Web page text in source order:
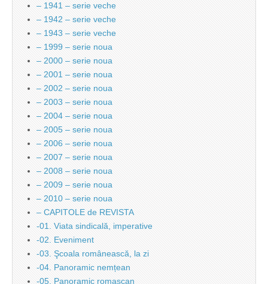
– 1941 – serie veche
– 1942 – serie veche
– 1943 – serie veche
– 1999 – serie noua
– 2000 – serie noua
– 2001 – serie noua
– 2002 – serie noua
– 2003 – serie noua
– 2004 – serie noua
– 2005 – serie noua
– 2006 – serie noua
– 2007 – serie noua
– 2008 – serie noua
– 2009 – serie noua
– 2010 – serie noua
– CAPITOLE de REVISTA
-01. Viata sindicală, imperative
-02. Eveniment
-03. Şcoala românească, la zi
-04. Panoramic nemțean
-05. Panoramic romașcan